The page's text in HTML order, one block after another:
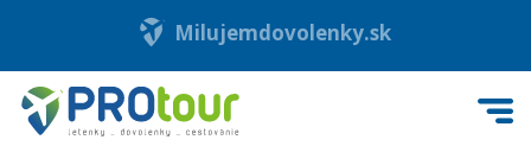
Milujemdovolenky.sk